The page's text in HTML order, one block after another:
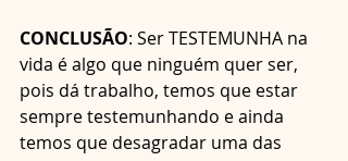
CONCLUSÃO: Ser TESTEMUNHA na
vida é algo que ninguém quer ser,
pois dá trabalho, temos que estar
sempre testemunhando e ainda
temos que desagradar uma das